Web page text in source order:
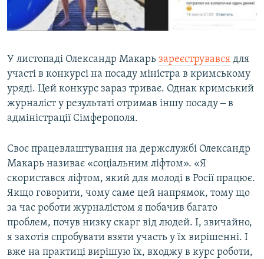
У листопаді Олександр Макарь зареєструвався для
участі в конкурсі на посаду міністра в кримському
уряді. Цей конкурс зараз триває. Однак кримський
журналіст у результаті отримав іншу посаду ‒ в
адміністрації Сімферополя.
Своє працевлаштування на держслужбі Олександр
Макарь називає «соціальним ліфтом». «Я
скористався ліфтом, який для молоді в Росії працює.
Якщо говорити, чому саме цей напрямок, тому що
за час роботи журналістом я побачив багато
проблем, почув низку скарг від людей. І, звичайно,
я захотів спробувати взяти участь у їх вирішенні. І
вже на практиці вирішую їх, входжу в курс роботи,